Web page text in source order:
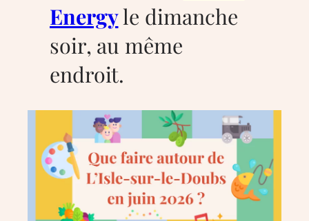
Energyle dimanche
soir, au même
endroit.